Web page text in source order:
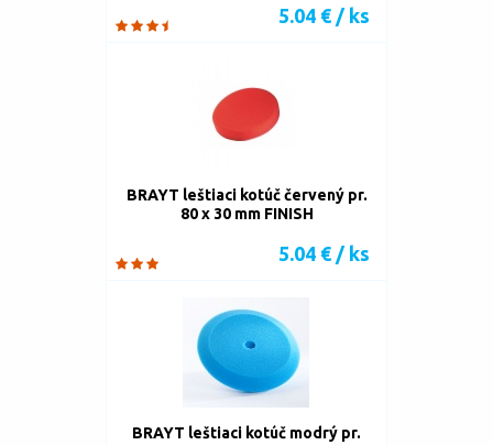
5.04 € / ks
BRAYT leštiaci kotúč červený pr.
80 x 30 mm FINISH
5.04 € / ks
BRAYT leštiaci kotúč modrý pr.